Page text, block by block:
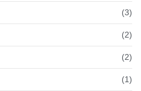
(3)
(2)
(2)
(1)